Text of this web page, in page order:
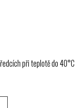
při teplotě do 40°C